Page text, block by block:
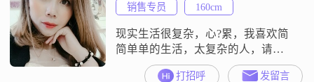
销售专员
160cm
现实生活很复杂，心?累，我喜欢简
简单单的生活，太复杂的人，请绕
道，非诚勿扰，谢谢了。
打招呼 发留言